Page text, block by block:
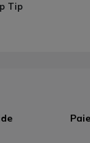
Tip